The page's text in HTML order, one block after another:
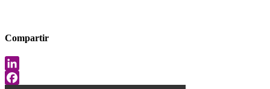
Compartir
LinkedIn